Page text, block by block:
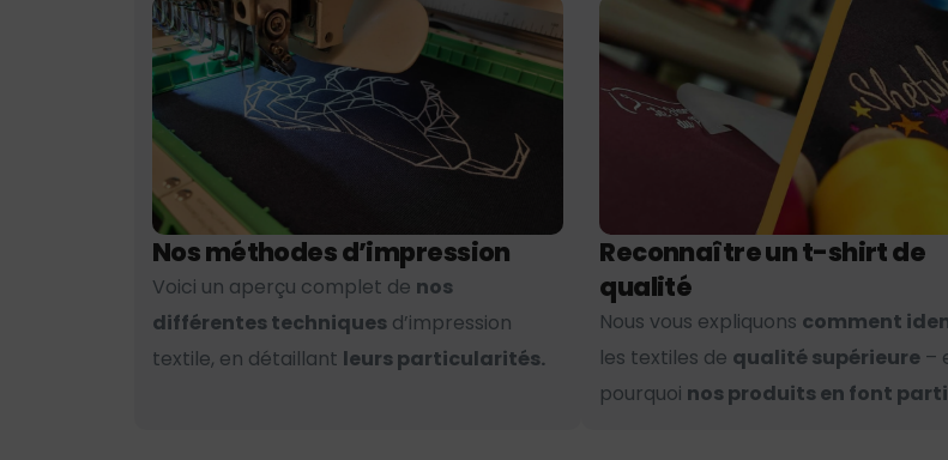
Nos méthodes d’impression
Voici un aperçu complet de nos
différentes techniques d’impression
textile, en détaillant leurs particularités.
Reconnaître un t-shirt de
qualité
Nous vous expliquons comment
les textiles de qualité supérieure –
pourquoi nos produits en font